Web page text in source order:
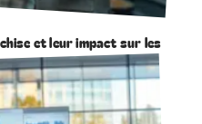
et leur impact sur les